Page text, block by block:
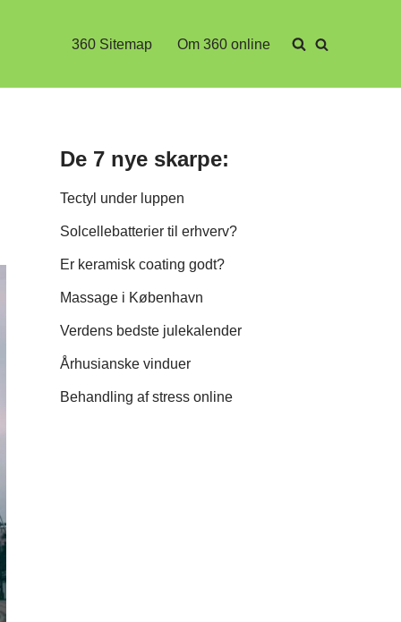
360 Sitemap Om 360 online
De 7 nye skarpe:
Tectyl under luppen
Solcellebatterier til erhverv?
Er keramisk coating godt?
Massage i København
Verdens bedste julekalender
Århusianske vinduer
Behandling af stress online